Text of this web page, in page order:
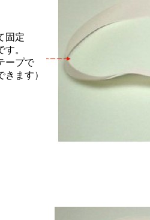
固定
。
ープで
ます）